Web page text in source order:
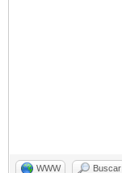
WWW Buscar